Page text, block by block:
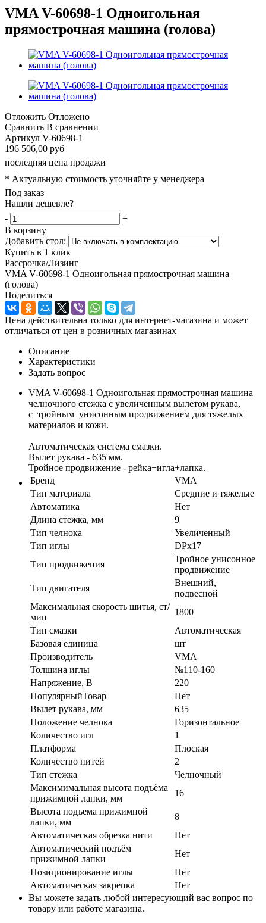
VMA V-60698-1 Одноигольная
прямострочная машина (голова)
Отложить Отложено
Сравнить В сравнении
Артикул V-60698-1
196 506,00 руб
последняя цена продажи
* Актуальную стоимость уточняйте у менеджера
Под заказ
Нашли дешевле?
-
+
В корзину
Добавить стол:
Купить в 1 клик
Рассрочка/Лизинг
VMA V-60698-1 Одноигольная прямострочная машина
(голова)
Поделиться
Цена действительна только для интернет-магазина и может
отличаться от цен в розничных магазинах
Описание
Характеристики
Задать вопрос
VMA V-60698-1 Одноигольная прямострочная машина
челночного стежка с увеличенным вылетом рукава,
с тройным унисонным продвижением для тяжелых
материалов и кожи.
Автоматическая система смазки.
Вылет рукава - 635 мм.
Тройное продвижение - рейка+игла+лапка.
Бренд
VMA
Тип материала
Средние и тяжелые
Автоматика
Нет
Длина стежка, мм
9
Тип челнока
Увеличенный
Тип иглы
DРx17
Тип продвижения
Тройное унисонное
продвижение
Тип двигателя
Внешний,
подвесной
Максимальная скорость шитья, ст/
мин
1800
Тип смазки
Автоматическая
Базовая единица
шт
Производитель
VMA
Толщина иглы
№110-160
Напряжение, В
220
ПопулярныйТовар
Нет
Вылет рукава, мм
635
Положение челнока
Горизонтальное
Количество игл
1
Платформа
Плоская
Количество нитей
2
Тип стежка
Челночный
Максимимальная высота подъёма
прижимной лапки, мм
16
Высота подъема прижимной
лапки, мм
8
Автоматическая обрезка нити
Нет
Автоматический подъём
прижимной лапки
Нет
Позиционирование иглы
Нет
Автоматическая закрепка
Нет
Вы можете задать любой интересующий вас вопрос по
товару или работе магазина.